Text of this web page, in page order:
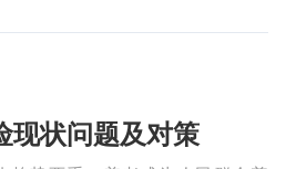
现状问题及对策